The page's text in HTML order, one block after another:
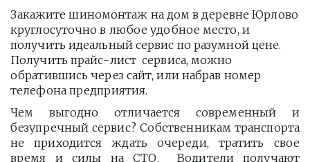
Закажите шиномонтаж на дом в деревне Юрлово
круглосуточно в любое удобное место, и
получить идеальный сервис по разумной цене.
Получить прайс-лист  сервиса, можно
обратившись через сайт, или набрав номер
телефона предприятия.
Чем выгодно отличается современный и
безупречный сервис? Собственникам транспорта
не приходится ждать очереди, тратить свое
время и силы на СТО. Водители получают